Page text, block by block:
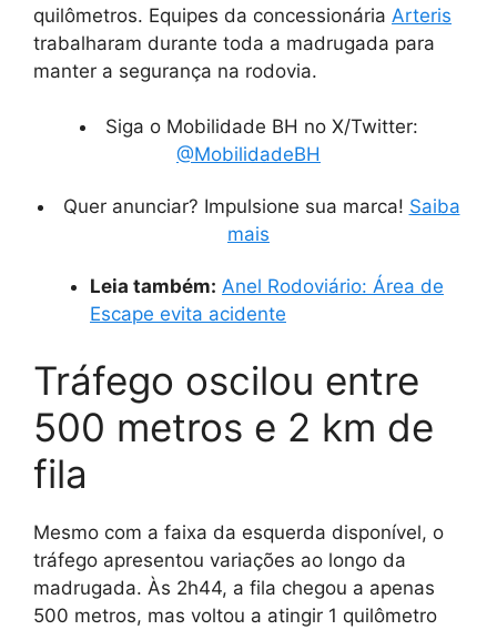
quilômetros. Equipes da concessionária Arteris
trabalharam durante toda a madrugada para
manter a segurança na rodovia.
Siga o Mobilidade BH no X/Twitter:
@MobilidadeBH
Quer anunciar? Impulsione sua marca! Saiba
mais
Leia também: Anel Rodoviário: Área de
Escape evita acidente
Tráfego oscilou entre
500 metros e 2 km de
fila
Mesmo com a faixa da esquerda disponível, o
tráfego apresentou variações ao longo da
madrugada. Às 2h44, a fila chegou a apenas
500 metros, mas voltou a atingir 1 quilômetro